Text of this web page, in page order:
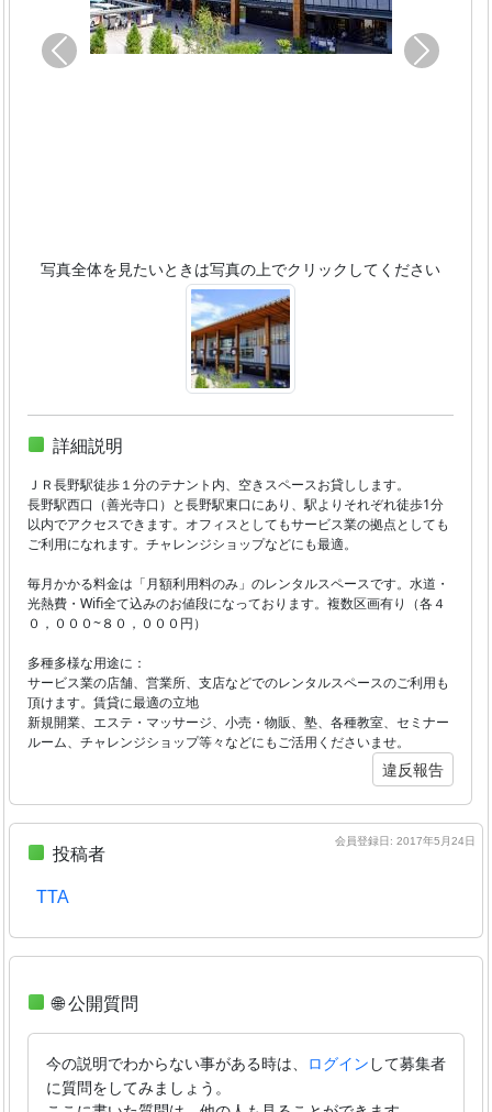
Previous Next
写真全体を見たいときは写真の上でクリックしてください
詳細説明
ＪＲ長野駅徒歩１分のテナント内、空きスペースお貸しします。
長野駅西口（善光寺口）と長野駅東口にあり、駅よりそれぞれ徒歩1分
以内でアクセスできます。オフィスとしてもサービス業の拠点としても
ご利用になれます。チャレンジショップなどにも最適。
毎月かかる料金は「月額利用料のみ」のレンタルスペースです。水道・
光熱費・Wifi全て込みのお値段になっております。複数区画有り（各４
０，０００~８０，０００円）
多種多様な用途に：
サービス業の店舗、営業所、支店などでのレンタルスペースのご利用も
頂けます。賃貸に最適の立地
新規開業、エステ・マッサージ、小売・物販、塾、各種教室、セミナー
ルーム、チャレンジショップ等々などにもご活用くださいませ。
違反報告
会員登録日: 2017年5月24日
投稿者
TTA
🌐 公開質問
今の説明でわからない事がある時は、 ログイン して募集者
に質問をしてみましょう。